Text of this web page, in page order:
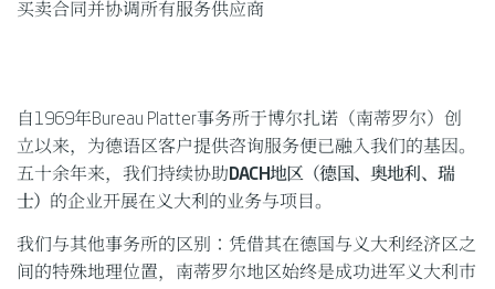
买卖合同并协调所有服务供应商
自1969年Bureau Platter事务所于博尔扎诺（南蒂罗尔）创
立以来，为德语区客户提供咨询服务便已融入我们的基因。
五十余年来，我们持续协助 DACH地区（德国、奥地利、瑞
士） 的企业开展在义大利的业务与项目。
我们与其他事务所的区别：凭借其在德国与义大利经济区之
间的特殊地理位置，南蒂罗尔地区始终是成功进军义大利市